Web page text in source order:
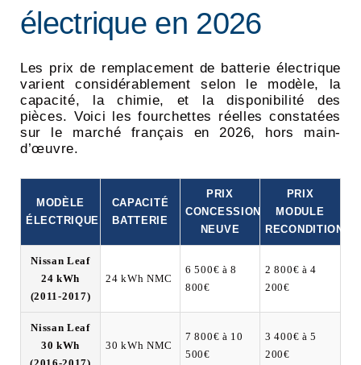
électrique en 2026
Les prix de remplacement de batterie électrique
varient considérablement selon le modèle, la
capacité, la chimie, et la disponibilité des
pièces. Voici les fourchettes réelles constatées
sur le marché français en 2026, hors main-
d’œuvre.
MODÈLE
ÉLECTRIQUE
CAPACITÉ
BATTERIE
PRIX
CONCESSION
NEUVE
PRIX
MODULE
RECONDITIONNÉ
Nissan Leaf
24 kWh
(2011-2017)
24 kWh NMC
6 500€ à 8
800€
2 800€ à 4
200€
Nissan Leaf
30 kWh
30 kWh NMC
7 800€ à 10
500€
3 400€ à 5
200€